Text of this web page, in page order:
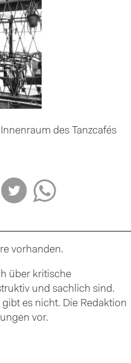
des Tanzcafés
 
vorhanden.
über kritische
und sachlich sind.
es nicht. Die Redaktion
vor.